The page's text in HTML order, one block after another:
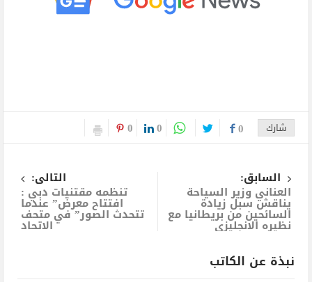
شارك 0
0
0
السابق:
العناني وزير السياحة
يناقش سبل زيادة
السائحين من بريطانيا مع
نظيره الانجليزي
التالى:
تنظمه مقتنيات دبي :
افتتاح معرض” عندما
تتحدث الصور” في متحف
الاتحاد
نبذة عن الكاتب